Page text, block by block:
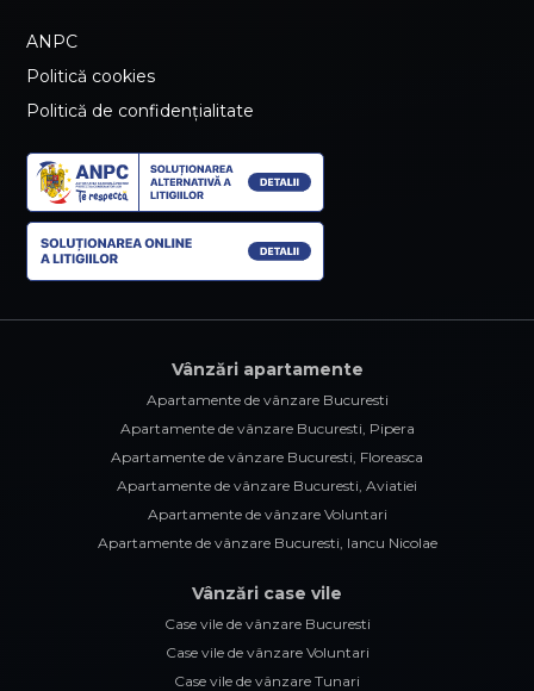
ANPC
Politică cookies
Politică de confidențialitate
Vânzări apartamente
Apartamente de vânzare Bucuresti
Apartamente de vânzare Bucuresti, Pipera
Apartamente de vânzare Bucuresti, Floreasca
Apartamente de vânzare Bucuresti, Aviatiei
Apartamente de vânzare Voluntari
Apartamente de vânzare Bucuresti, Iancu Nicolae
Vânzări case vile
Case vile de vânzare Bucuresti
Case vile de vânzare Voluntari
Case vile de vânzare Tunari